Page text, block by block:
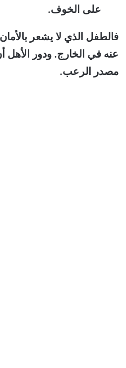
على الخوف.
فالطفل الذي لا يشعر
عنه في الخارج. ودور الأهل
مصدر الرعب.